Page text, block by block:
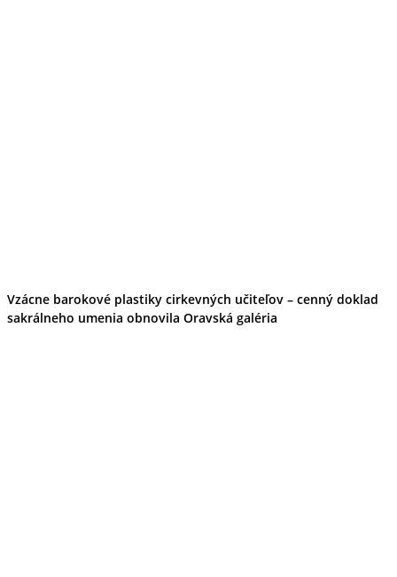
Vzácne barokové plastiky cirkevných učiteľov – cenný doklad
sakrálneho umenia obnovila Oravská galéria